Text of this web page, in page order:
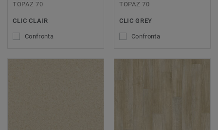
TOPAZ 70
CLIC CLAIR
Confronta
TOPAZ 70
CLIC GREY
Confronta